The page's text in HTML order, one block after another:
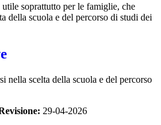
soprattutto per le famiglie, che
della scuola e del percorso di studi dei
nella scelta della scuola e del percorso
29-04-2026